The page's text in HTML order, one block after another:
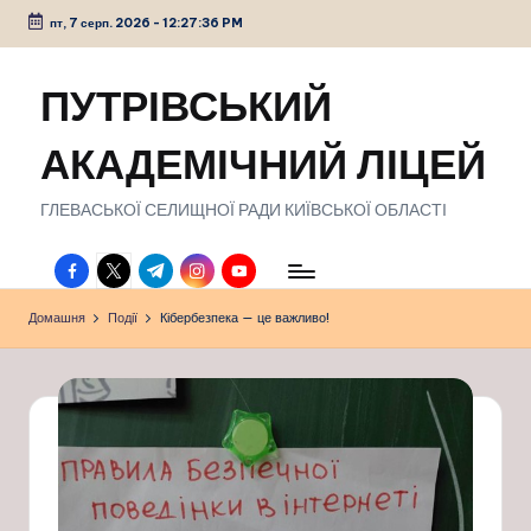
Перейти
пт, 7 серп. 2026 - 12:27:37 PM
ПУТРІВСЬКИЙ
АКАДЕМІЧНИЙ ЛІЦЕЙ
ГЛЕВАСЬКОЇ СЕЛИЩНОЇ РАДИ КИЇВСЬКОЇ ОБЛАСТІ
facebook.com
twitter.com
t.me instagram.com
youtube.com
Домашня Події Кібербезпека — це важливо!